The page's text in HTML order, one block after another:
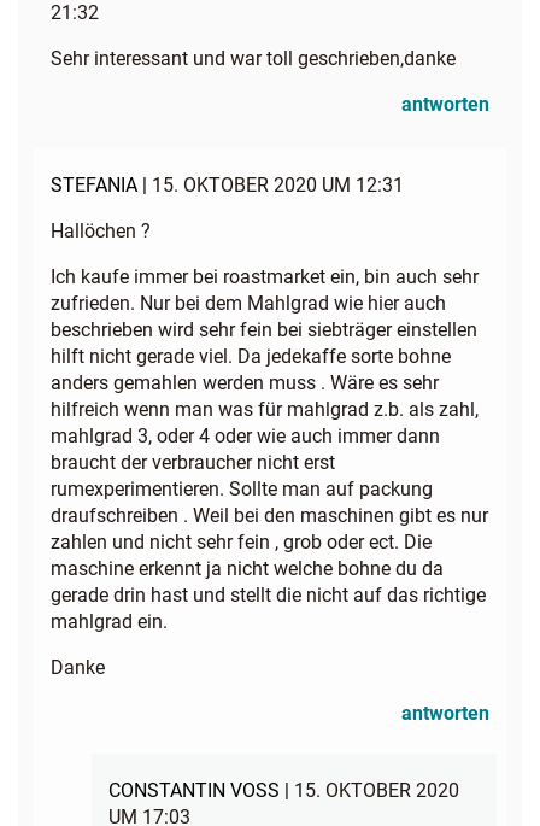
21:32
Sehr interessant und war toll geschrieben,danke
antworten
STEFANIA | 15. OKTOBER 2020 UM 12:31
Hallöchen ?
Ich kaufe immer bei roastmarket ein, bin auch sehr
zufrieden. Nur bei dem Mahlgrad wie hier auch
beschrieben wird sehr fein bei siebträger einstellen
hilft nicht gerade viel. Da jedekaffe sorte bohne
anders gemahlen werden muss . Wäre es sehr
hilfreich wenn man was für mahlgrad z.b. als zahl,
mahlgrad 3, oder 4 oder wie auch immer dann
braucht der verbraucher nicht erst
rumexperimentieren. Sollte man auf packung
draufschreiben . Weil bei den maschinen gibt es nur
zahlen und nicht sehr fein , grob oder ect. Die
maschine erkennt ja nicht welche bohne du da
gerade drin hast und stellt die nicht auf das richtige
mahlgrad ein.
Danke
antworten
CONSTANTIN VOSS | 15. OKTOBER 2020
UM 17:03